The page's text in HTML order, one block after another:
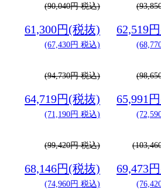
(90,040円 税込)
61,300円(税抜)
(67,430円 税込)
62,519
(94,730円 税込)
64,719円(税抜)
(71,190円 税込)
65,991
(99,420円 税込)
68,146円(税抜)
(74,960円 税込)
69,473